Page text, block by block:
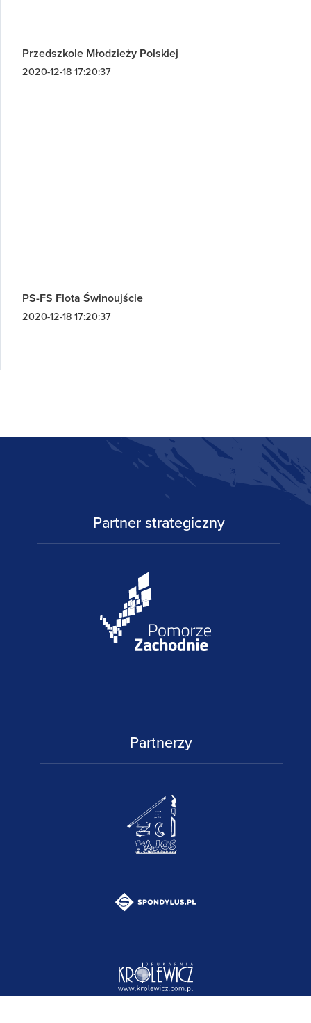
Przedszkole Młodzieży Polskiej
2020-12-18 17:20:37
PS-FS Flota Świnoujście
2020-12-18 17:20:37
Partner strategiczny
Partnerzy